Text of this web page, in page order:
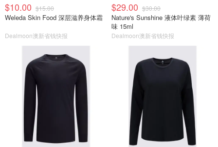
$10.00 $15.00
Weleda Skin Food 深层滋养身体霜
Dealmoon澳新省钱快报
$29.00 $30.00
Nature's Sunshine 液体叶绿素 薄荷
味 15ml
Dealmoon澳新省钱快报